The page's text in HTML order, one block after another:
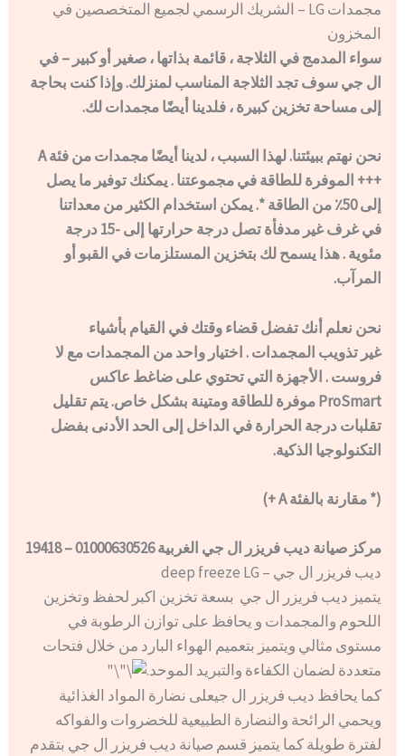
مجمدات LG – الشريك الرسمي لجميع المتخصصين في
المخزون
سواء المدمج في الثلاجة ، قائمة بذاتها ، صغير أو كبير – في
ال جي سوف تجد الثلاجة المناسب لمنزلك. وإذا كنت بحاجة
إلى مساحة تخزين كبيرة ، فلدينا أيضًا مجمدات لك.
نحن نهتم ببيئتنا. لهذا السبب ، لدينا أيضًا مجمدات من فئة A
+++ الموفرة للطاقة في مجموعتنا . يمكنك توفير ما يصل
إلى 50٪ من الطاقة *. يمكن استخدام الكثير من معداتنا
في غرف غير مدفأة تصل درجة حرارتها إلى -15 درجة
مئوية . هذا يسمح لك بتخزين المستلزمات في القبو أو
المرآب.
نحن نعلم أنك تفضل قضاء وقتك في القيام بأشياء
غير تذويب المجمدات . اختيار واحد من المجمدات مع لا
فروست . الأجهزة التي تحتوي على ضاغط عاكس
ProSmart موفرة للطاقة ومتينة بشكل خاص. يتم تقليل
تقلبات درجة الحرارة في الداخل إلى الحد الأدنى بفضل
التكنولوجيا الذكية.
(* مقارنة بالفئة A +)
مركز صيانة ديب فريزر ال جي الغربية 01000630526 – 19418
ديب فريزر ال جي – deep freeze LG
يتميز ديب فريزر ال جي بسعة تخزين اكبر لحفظ وتخزين
اللحوم والمجمدات و يحافظ على توازن الرطوبة في
مستوى مثالي ويتميز بتعميم الهواء البارد من خلال فتحات
متعددة لضمان الكفاءة والتبريد الموحد.
كما يحافظ ديب فريزر ال جيعلى نضارة المواد الغذائية
ويحمي الرائحة والنضارة الطبيعية للخضروات والفواكه
لفترة طويلة كما يتميز قسم صيانة ديب فريزر ال جي بتقدم